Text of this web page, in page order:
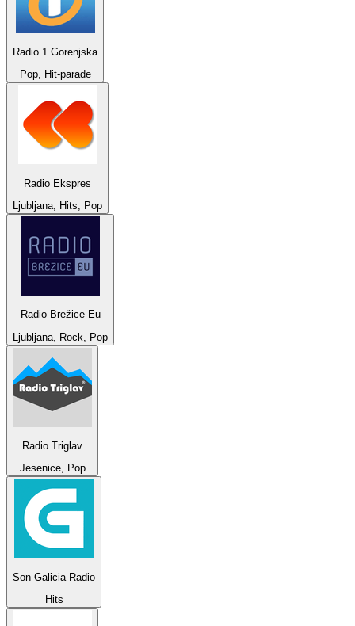
Radio 1 Gorenjska
Pop, Hit-parade
Radio Ekspres
Ljubljana, Hits, Pop
Radio Brežice Eu
Ljubljana, Rock, Pop
Radio Triglav
Jesenice, Pop
Son Galicia Radio
Hits